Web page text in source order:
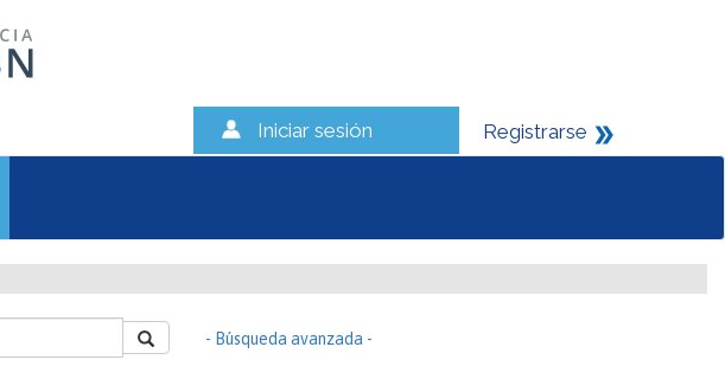
Iniciar sesión Registrarse
- Búsqueda avanzada -